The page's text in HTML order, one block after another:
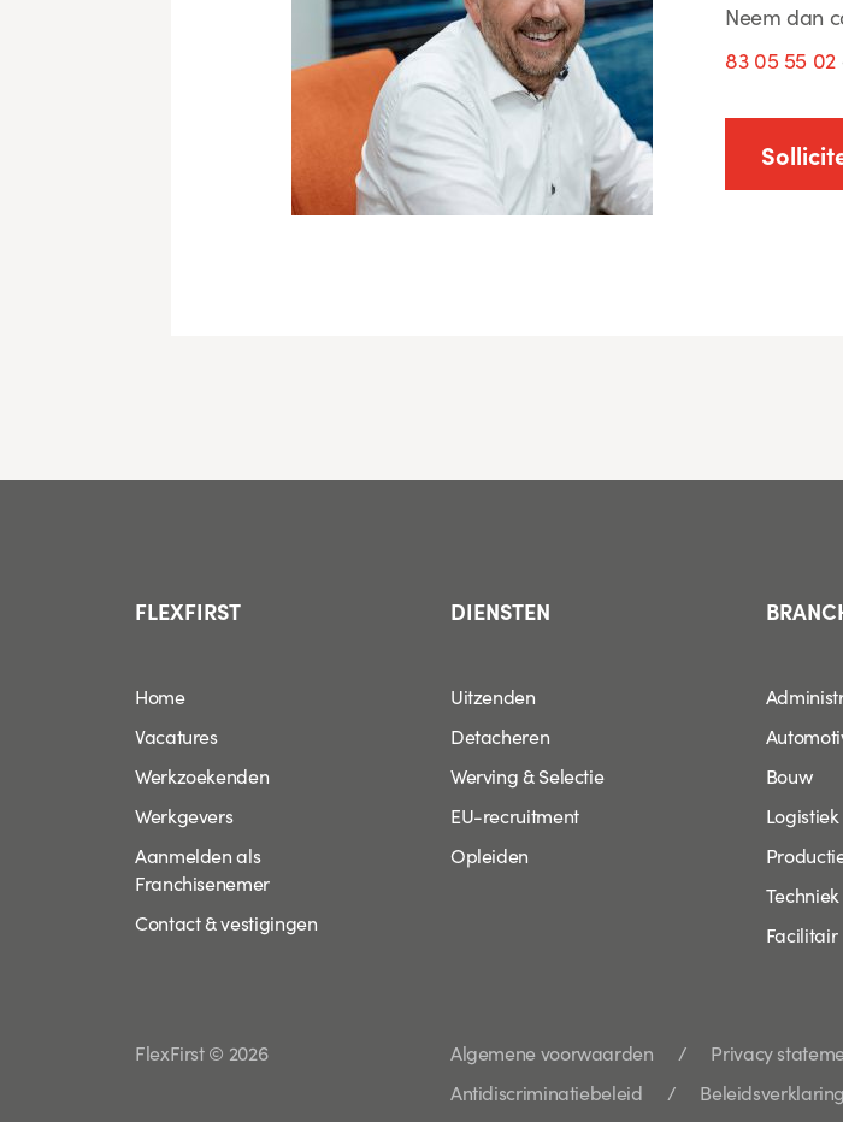
Neem dan
83 05 55 02
FLEXFIRST
Home
Vacatures
Werkzoekenden
Werkgevers
Aanmelden als
Franchisenemer
Contact & vestigingen
DIENSTEN
Uitzenden
Detacheren
Werving & Selectie
EU-recruitment
Opleiden
Bouw
Techniek
Facilitair
FlexFirst © 2026 Algemene voorwaarden
Privacy
Antidiscriminatiebeleid
Beleidsverklaring